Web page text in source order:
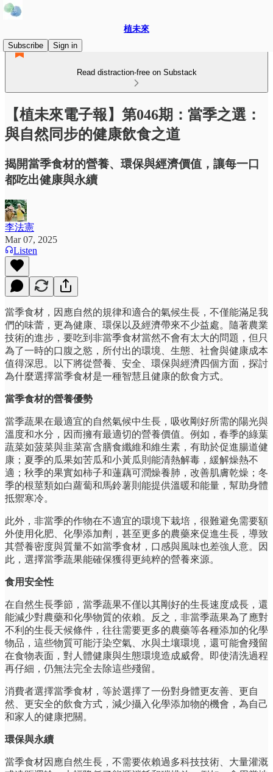
植未來
Subscribe
Sign in
Read distraction-free on Substack
【植未來電子報】第046期：當季之選：
與自然同步的健康飲食之道
揭開當季食材的營養、環保與經濟價值，讓每一口
都吃出健康與永續
李法憲
Mar 07, 2025
Listen
當季食材，因應自然的規律和適合的氣候生長，不僅能滿足我
們的味蕾，更為健康、環保以及經濟帶來不少益處。隨著農業
技術的進步，要吃到非當季食材當然不會有太大的問題，但只
為了一時的口腹之慾，所付出的環境、生態、社會與健康成本
值得深思。以下將從營養、安全、環保與經濟四個方面，探討
為什麼選擇當季食材是一種智慧且健康的飲食方式。
當季食材的營養優勢
當季蔬果在最適宜的自然氣候中生長，吸收剛好所需的陽光與
溫度和水分，因而擁有最適切的營養價值。例如，春季的綠葉
蔬菜如菠菜與韭菜富含膳食纖維和維生素，有助於促進腸道健
康；夏季的瓜果如苦瓜和小黃瓜則能清熱解毒，緩解燥熱不
適；秋季的果實如柿子和蓮藕可潤燥養肺，改善肌膚乾燥；冬
季的根莖類如白蘿蔔和馬鈴薯則能提供溫暖和能量，幫助身體
抵禦寒冷。
此外，非當季的作物在不適宜的環境下栽培，很難避免需要額
外使用化肥、化學添加劑，甚至更多的農藥來促進生長，導致
其營養密度與質量不如當季食材，口感與風味也差強人意。因
此，選擇當季蔬果能確保獲得更純粹的營養來源。
食用安全性
在自然生長季節，當季蔬果不僅以其剛好的生長速度成長，還
能減少對農藥和化學物質的依賴。反之，非當季蔬果為了應對
不利的生長天候條件，往往需要更多的農藥等各種添加的化學
物品，這些物質可能汙染空氣、水與土壤環境，還可能會殘留
在食物表面，對人體健康與生態環境造成威脅。即使清洗過程
再仔細，仍無法完全去除這些殘留。
消費者選擇當季食材，等於選擇了一份對身體更友善、更自
然、更安全的飲食方式，減少攝入化學添加物的機會，為自己
和家人的健康把關。
環保與永續
當季食材因應自然生長，不需要依賴過多科技技術、大量灌溉